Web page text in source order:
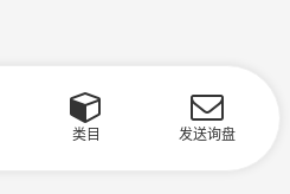
类目 发送询盘